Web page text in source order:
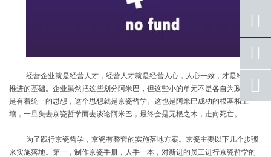
经营企业就是经营人才，经营人才就是经营人心，人心一致，才是给企业
推进的基础。企业虽然把这些划分阿米巴，但这些小的单元不是各自为政，而
是有着统一的思想，这个思想就是京瓷哲学。这也是阿米巴成功的根基和土
壤，一旦失去京瓷哲学而去谈论阿米巴，最终会是无根之木，走向死亡。
为了践行京瓷哲学，京瓷有整套的实施落地方案。京瓷主要以下几个步骤
来实施落地。第一，制作京瓷手册，人手一本，对新进的员工进行京瓷哲学的
座机
号码
手机
号码
qq
联系